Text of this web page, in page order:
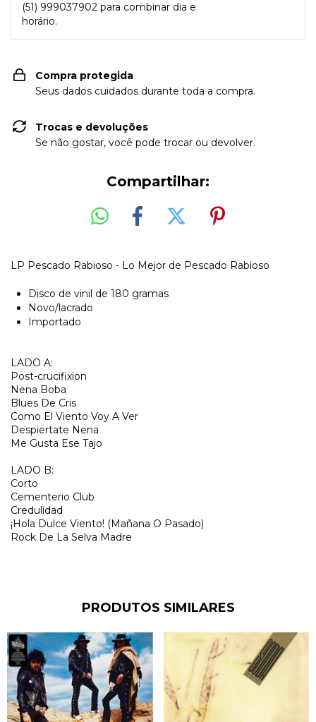
(51) 999037902 para combinar dia e
horário.
Compra protegida
Seus dados cuidados durante toda a compra.
Trocas e devoluções
Se não gostar, você pode trocar ou devolver.
Compartilhar:
LP Pescado Rabioso - Lo Mejor de Pescado Rabioso
Disco de vinil de 180 gramas
Novo/lacrado
Importado
LADO A:
Post-crucifixion
Nena Boba
Blues De Cris
Como El Viento Voy A Ver
Despiertate Nena
Me Gusta Ese Tajo
LADO B:
Corto
Cementerio Club
Credulidad
¡Hola Dulce Viento! (Mañana O Pasado)
Rock De La Selva Madre
PRODUTOS SIMILARES